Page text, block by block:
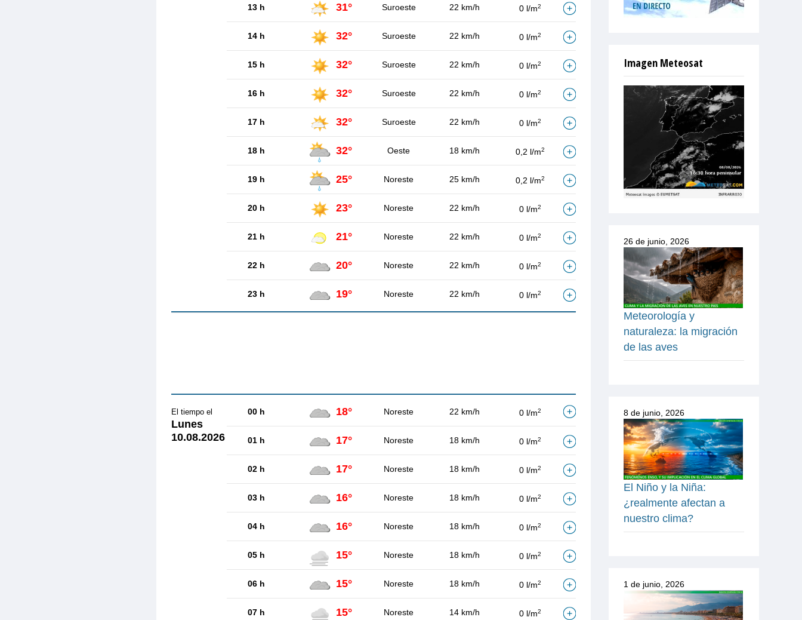
13 h 31° Suroeste 22 km/h 0 l/m2
14 h 32° Suroeste 22 km/h 0 l/m2
15 h 32° Suroeste 22 km/h 0 l/m2
16 h 32° Suroeste 22 km/h 0 l/m2
17 h 32° Suroeste 22 km/h 0 l/m2
18 h 32° Oeste 18 km/h 0,2 l/m2
19 h 25° Noreste 25 km/h 0,2 l/m2
20 h 23° Noreste 22 km/h 0 l/m2
21 h 21° Noreste 22 km/h 0 l/m2
22 h 20° Noreste 22 km/h 0 l/m2
23 h 19° Noreste 22 km/h 0 l/m2
El tiempo el
Lunes
10.08.2026
00 h 18° Noreste 22 km/h 0 l/m2
01 h 17° Noreste 18 km/h 0 l/m2
02 h 17° Noreste 18 km/h 0 l/m2
03 h 16° Noreste 18 km/h 0 l/m2
04 h 16° Noreste 18 km/h 0 l/m2
05 h 15° Noreste 18 km/h 0 l/m2
06 h 15° Noreste 18 km/h 0 l/m2
07 h 15° Noreste 14 km/h 0 l/m2
Imagen Meteosat
26 de junio, 2026
Meteorología y
naturaleza: la migración
de las aves
8 de junio, 2026
El Niño y la Niña:
¿realmente afectan a
nuestro clima?
1 de junio, 2026